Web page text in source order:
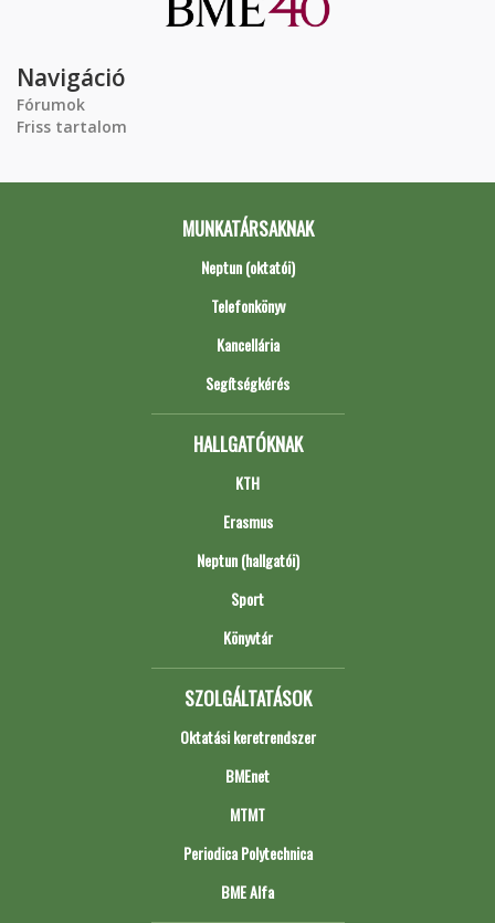
Navigáció
Fórumok
Friss tartalom
MUNKATÁRSAKNAK
Neptun (oktatói)
Telefonkönyv
Kancellária
Segítségkérés
HALLGATÓKNAK
KTH
Erasmus
Neptun (hallgatói)
Sport
Könyvtár
SZOLGÁLTATÁSOK
Oktatási keretrendszer
BMEnet
MTMT
Periodica Polytechnica
BME Alfa